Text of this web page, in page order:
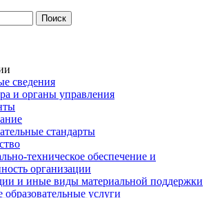
сведения
и органы управления
стандарты
техническое обеспечение и
организации
и иные виды материальной поддержки
услуги